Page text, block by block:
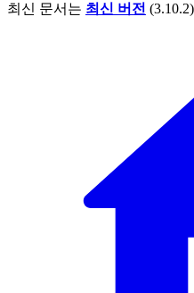
최신 문서는 최신 버전 (3.10.2